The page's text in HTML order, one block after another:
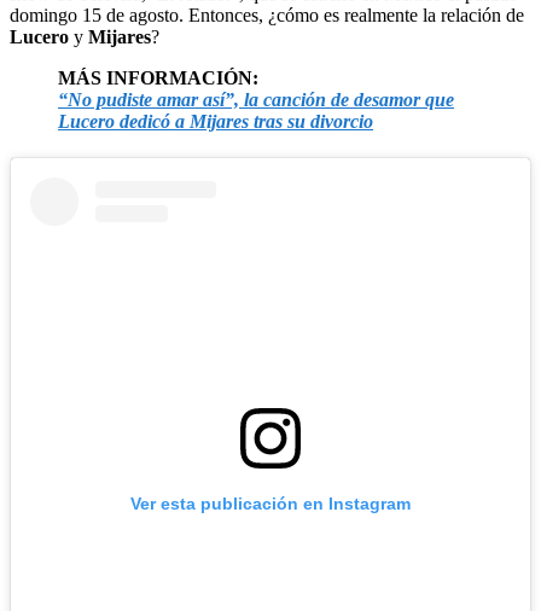
domingo 15 de agosto. Entonces, ¿cómo es realmente la relación de
Lucero y Mijares?
MÁS INFORMACIÓN:
“No pudiste amar así”, la canción de desamor que
Lucero dedicó a Mijares tras su divorcio
Ver esta publicación en Instagram